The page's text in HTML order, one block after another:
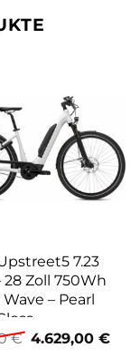
7.23
28 Zoll 750Wh
– Pearl
€ Ursprünglicher
4.629,00 €